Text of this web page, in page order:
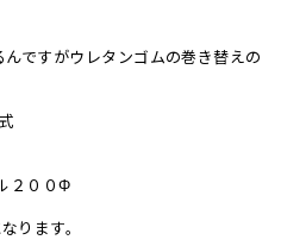
ですがウレタンゴムの巻き替えの
２００Φ
ります。